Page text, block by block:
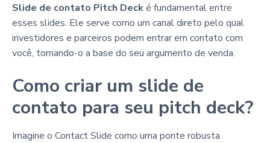
Slide de contato Pitch Decké fundamental entre
esses slides. Ele serve como um canal direto pelo qual
investidores e parceiros podem entrar em contato com
você, tornando-o a base do seu argumento de venda.
Como criar um slide de
contato para seu pitch deck?
Imagine o Contact Slide como uma ponte robusta